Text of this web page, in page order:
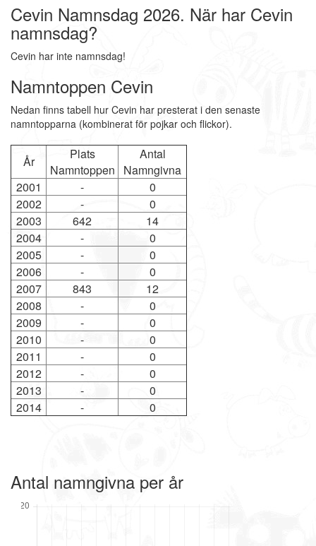
Cevin Namnsdag 2026. När har Cevin
namnsdag?
Cevin har inte namnsdag!
Namntoppen Cevin
Nedan finns tabell hur Cevin har presterat i den senaste
namntopparna (kombinerat för pojkar och flickor).
År
Plats
Namntoppen
Antal
Namngivna
2001
-
0
2002
-
0
2003
642
14
2004
-
0
2005
-
0
2006
-
0
2007
843
12
2008
-
0
2009
-
0
2010
-
0
2011
-
0
2012
-
0
2013
-
0
2014
- 0
Antal namngivna per år